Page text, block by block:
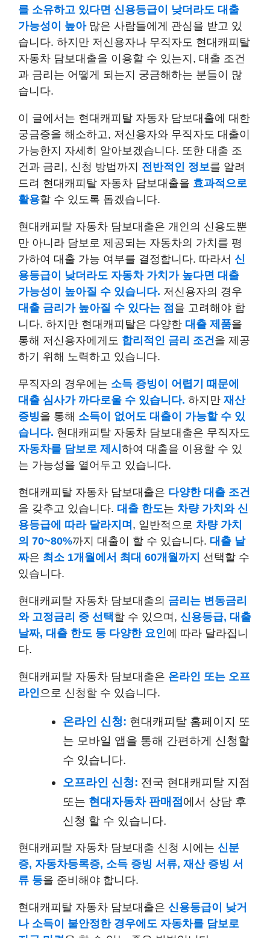
를 소유하고 있다면 신용등급이 낮더라도 대출
가능성이 높아많은 사람들에게 관심을 받고 있
습니다. 하지만 저신용자나 무직자도 현대캐피탈
자동차 담보대출을 이용할 수 있는지, 대출 조건
과 금리는 어떻게 되는지 궁금해하는 분들이 많
습니다.
이 글에서는 현대캐피탈 자동차 담보대출에 대한
궁금증을 해소하고, 저신용자와 무직자도 대출이
가능한지 자세히 알아보겠습니다. 또한 대출 조
건과 금리, 신청 방법까지 전반적인 정보를 알려
드려 현대캐피탈 자동차 담보대출을 효과적으로
활용할 수 있도록 돕겠습니다.
현대캐피탈 자동차 담보대출은 개인의 신용도뿐
만 아니라 담보로 제공되는 자동차의 가치를 평
가하여 대출 가능 여부를 결정합니다. 따라서 신
용등급이 낮더라도 자동차 가치가 높다면 대출
가능성이 높아질 수 있습니다. 저신용자의 경우
대출 금리가 높아질 수 있다는 점 을 고려해야 합
니다. 하지만 현대캐피탈은 다양한 대출 제품을
통해 저신용자에게도 합리적인 금리 조건을 제공
하기 위해 노력하고 있습니다.
무직자의 경우에는 소득 증빙이 어렵기 때문에
대출 심사가 까다로울 수 있습니다. 하지만 재산
증빙을 통해 소득이 없어도 대출이 가능할 수 있
습니다. 현대캐피탈 자동차 담보대출은 무직자도
자동차를 담보로 제시 하여 대출을 이용할 수 있
는 가능성을 열어두고 있습니다.
현대캐피탈 자동차 담보대출은 다양한 대출 조건
을 갖추고 있습니다. 대출 한도는 차량 가치와 신
용등급에 따라 달라지며 , 일반적으로 차량 가치
의 70~80%까지 대출이 할 수 있습니다. 대출 날
짜은 최소 1개월에서 최대 60개월까지 선택할 수
있습니다.
현대캐피탈 자동차 담보대출의 금리는 변동금리
와 고정금리 중 선택할 수 있으며, 신용등급, 대출
날짜, 대출 한도 등 다양한 요인에 따라 달라집니
다.
현대캐피탈 자동차 담보대출은 온라인 또는 오프
라인으로 신청할 수 있습니다.
온라인 신청: 현대캐피탈 홈페이지 또
는 모바일 앱을 통해 간편하게 신청할
수 있습니다.
오프라인 신청: 전국 현대캐피탈 지점
또는 현대자동차 판매점 에서 상담 후
신청 할 수 있습니다.
현대캐피탈 자동차 담보대출 신청 시에는 신분
증, 자동차등록증, 소득 증빙 서류, 재산 증빙 서
류 등을 준비해야 합니다.
현대캐피탈 자동차 담보대출은 신용등급이 낮거
나 소득이 불안정한 경우에도 자동차를 담보로